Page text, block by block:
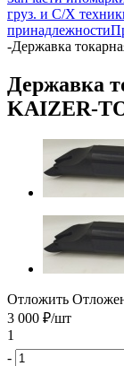
груз. и С/Х
принадлежности
-Державка
Державка
KAIZER-
Отложить
3 000 ₽/шт
1
-